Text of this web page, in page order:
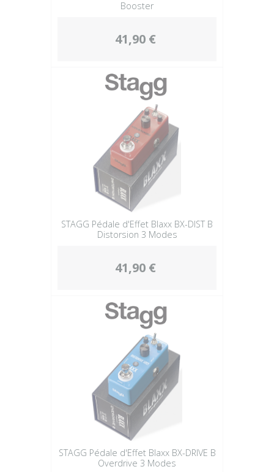
Booster
41,90 €
STAGG Pédale d'Effet Blaxx BX-DIST B
Distorsion 3 Modes
41,90 €
STAGG Pédale d'Effet Blaxx BX-DRIVE B
Overdrive 3 Modes